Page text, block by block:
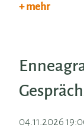
+ mehr
04.11.2026